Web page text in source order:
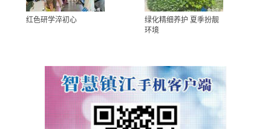
红色研学淬初心
绿化精细养护 夏季扮靓
环境